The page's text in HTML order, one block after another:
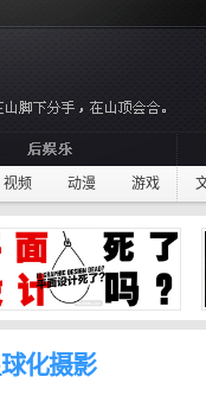
视频 动漫 游戏
化摄影